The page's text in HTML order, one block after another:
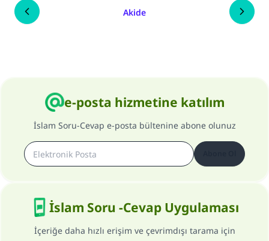
Akide
e-posta hizmetine katılım
İslam Soru-Cevap e-posta bültenine abone olunuz
İslam Soru -Cevap Uygulaması
İçeriğe daha hızlı erişim ve çevrimdışı tarama için